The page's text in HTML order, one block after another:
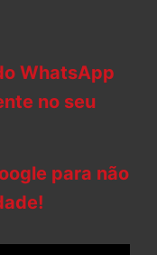
WhatsApp
no seu
para não